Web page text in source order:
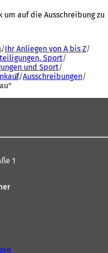
auf die Ausschreibung zu
Ihr Anliegen von A bis Z
Sport
und Sport
Ausschreibungen
1